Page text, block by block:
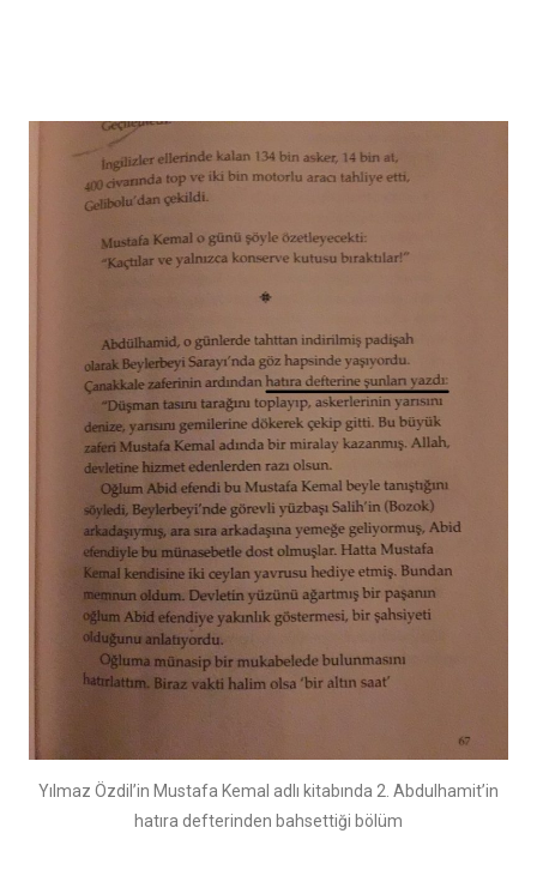
Yılmaz Özdil’in Mustafa Kemal adlı kitabında 2. Abdulhamit’in
hatıra defterinden bahsettiği bölüm